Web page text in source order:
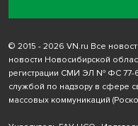
© 2015 - 2026 VN.ru Все
новости Новосибирской
регистрации СМИ ЭЛ № ФС 77-
службой по надзору в сфере
массовых коммуникаций